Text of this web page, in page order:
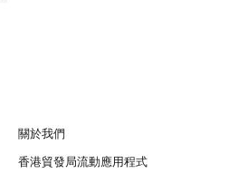
關於我們
香港貿發局流動應用程式